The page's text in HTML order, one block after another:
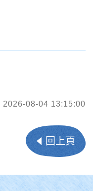
2026-08-04 13:15:00
回上頁